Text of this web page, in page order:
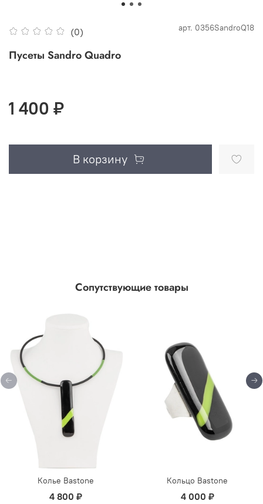
(0) арт. 0356SandroQ18
Пусеты Sandro Quadro
1 400 ₽
В корзину
Сопутствующие товары
Колье Bastone
4 800 ₽
Кольцо Bastone
4 000 ₽